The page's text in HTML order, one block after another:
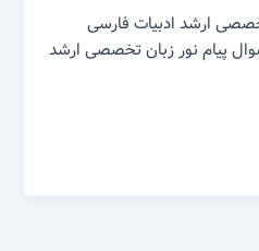
ارشد ادبیات فارسی
۹۴-۹۵ نمونه سوال پیام نور زبان تخصصی ارشد